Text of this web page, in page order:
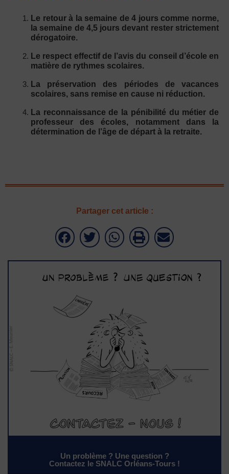
Le retour à la semaine de 4 jours comme norme,
la semaine de 4,5 jours devant rester strictement
dérogatoire.
Le respect effectif de l’avis du conseil d’école en
matière de rythmes scolaires.
La préservation des périodes de vacances
scolaires, sans remise en cause ni réduction.
La reconnaissance de la pénibilité du métier de
professeur des écoles, notamment dans la
détermination de l’âge de départ à la retraite.
Partager cet article :
Un problème ? Une question ?
Contactez le SNALC Orléans-Tours !